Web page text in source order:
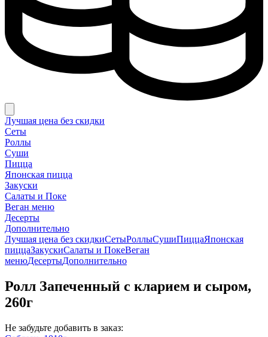
Лучшая цена без скидки
Сеты
Роллы
Суши
Пицца
Японская пицца
Закуски
Салаты и Поке
Веган меню
Десерты
Дополнительно
Лучшая цена без скидкиСетыРоллыСушиПиццаЯпонская
пиццаЗакускиСалаты и ПокеВеган
менюДесертыДополнительно
Ролл Запеченный с кларием и сыром,
260г
Не забудьте добавить в заказ: